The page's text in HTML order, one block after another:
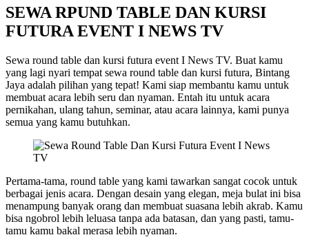
SEWA RPUND TABLE DAN KURSI
FUTURA EVENT I NEWS TV
Sewa round table dan kursi futura event I News TV. Buat kamu
yang lagi nyari tempat sewa round table dan kursi futura, Bintang
Jaya adalah pilihan yang tepat! Kami siap membantu kamu untuk
membuat acara lebih seru dan nyaman. Entah itu untuk acara
pernikahan, ulang tahun, seminar, atau acara lainnya, kami punya
semua yang kamu butuhkan.
Pertama-tama, round table yang kami tawarkan sangat cocok untuk
berbagai jenis acara. Dengan desain yang elegan, meja bulat ini bisa
menampung banyak orang dan membuat suasana lebih akrab. Kamu
bisa ngobrol lebih leluasa tanpa ada batasan, dan yang pasti, tamu-
tamu kamu bakal merasa lebih nyaman.